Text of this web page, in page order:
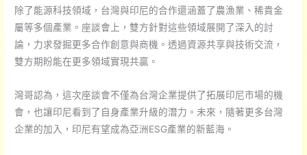
除了能源科技領域，台灣與印尼的合作還涵蓋了農漁業、稀貴金
屬等多個產業。座談會上，雙方針對這些領域展開了深入的討
論，力求發掘更多合作創意與商機。透過資源共享與技術交流，
雙方期盼能在更多領域實現共贏。
灣哥認為，這次座談會不僅為台灣企業提供了拓展印尼市場的機
會，也讓印尼看到了自身產業升級的潛力。未來，隨著更多台灣
企業的加入，印尼有望成為亞洲ESG產業的新藍海。